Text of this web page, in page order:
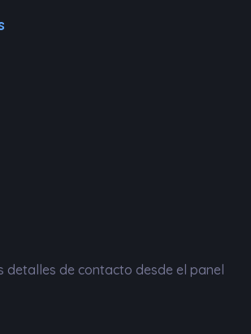
detalles de contacto desde el panel